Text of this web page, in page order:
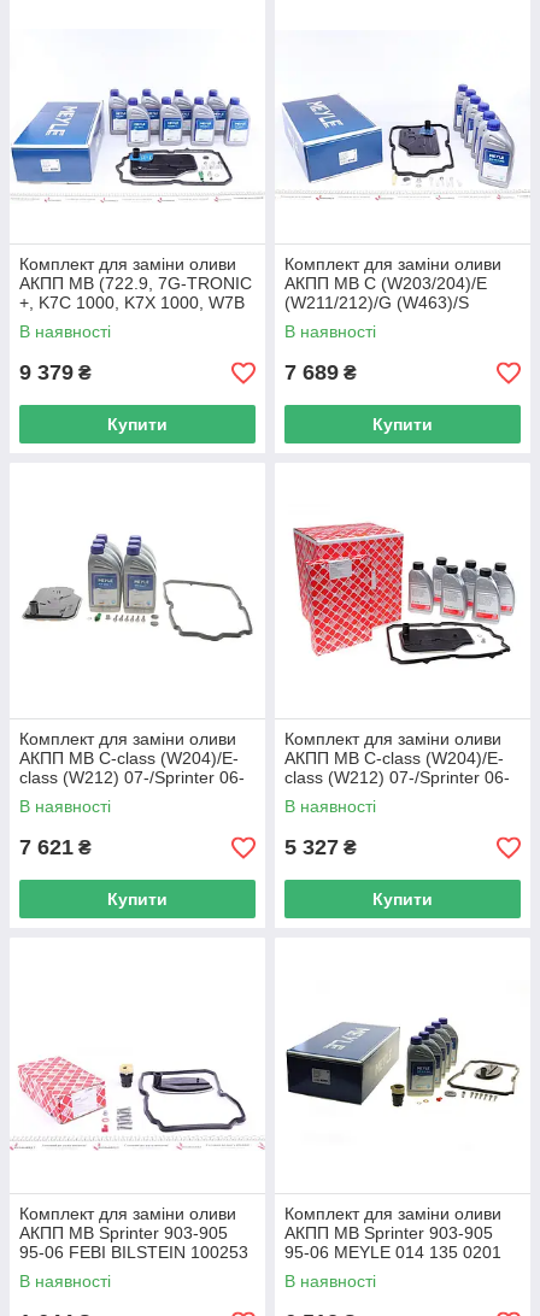
Комплект для заміни оливи
АКПП MB (722.9, 7G-TRONIC
+, K7C 1000, K7X 1000, W7B
700, W7C 1000 014 135 1404
UA62
В наявності
9 379 ₴
Купити
Комплект для заміни оливи
АКПП MB C (W203/204)/E
(W211/212)/G (W463)/S
(W220/221) Sprinter ( 014 135
1202 UA62
В наявності
7 689 ₴
Купити
Комплект для заміни оливи
АКПП MB C-class (W204)/E-
class (W212) 07-/Sprinter 06-
(+Олива ATF 014 135 1402
UA62
В наявності
7 621 ₴
Купити
Комплект для заміни оливи
АКПП MB C-class (W204)/E-
class (W212) 07-/Sprinter 06-
(+Олива ATF plus 171785
UA62
В наявності
5 327 ₴
Купити
Комплект для заміни оливи
АКПП MB Sprinter 903-905
95-06 FEBI BILSTEIN 100253
UA62
В наявності
Комплект для заміни оливи
АКПП MB Sprinter 903-905
95-06 MEYLE 014 135 0201
UA62
В наявності